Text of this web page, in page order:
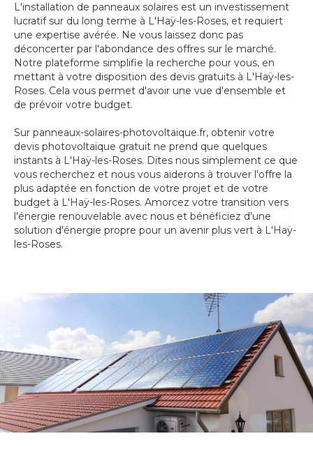
L'installation de panneaux solaires est un investissement
lucratif sur du long terme à L'Haÿ-les-Roses, et requiert
une expertise avérée. Ne vous laissez donc pas
déconcerter par l'abondance des offres sur le marché.
Notre plateforme simplifie la recherche pour vous, en
mettant à votre disposition des devis gratuits à L'Haÿ-les-
Roses. Cela vous permet d'avoir une vue d'ensemble et
de prévoir votre budget.
Sur panneaux-solaires-photovoltaique.fr, obtenir votre
devis photovoltaïque gratuit ne prend que quelques
instants à L'Haÿ-les-Roses. Dites nous simplement ce que
vous recherchez et nous vous aiderons à trouver l'offre la
plus adaptée en fonction de votre projet et de votre
budget à L'Haÿ-les-Roses. Amorcez votre transition vers
l'énergie renouvelable avec nous et bénéficiez d'une
solution d'énergie propre pour un avenir plus vert à L'Haÿ-
les-Roses.